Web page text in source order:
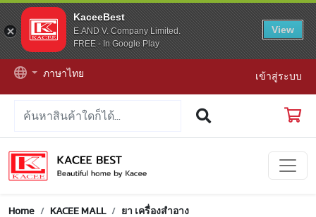
KaceeBest
E.AND V. Company Limited.
FREE - In Google Play
View
ภาษาไทย เข้าสู่ระบบ
Home KACEE MALL ยา เครื่องสำอาง